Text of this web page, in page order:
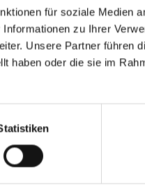
für soziale Medien
zu Ihrer
Unsere Partner führen
haben oder die sie im
mich darauf, diesen
Partnerschaften
Vorstellung unserer
Linearantriebe –
Lösungen.
entscheidend. Wir haben